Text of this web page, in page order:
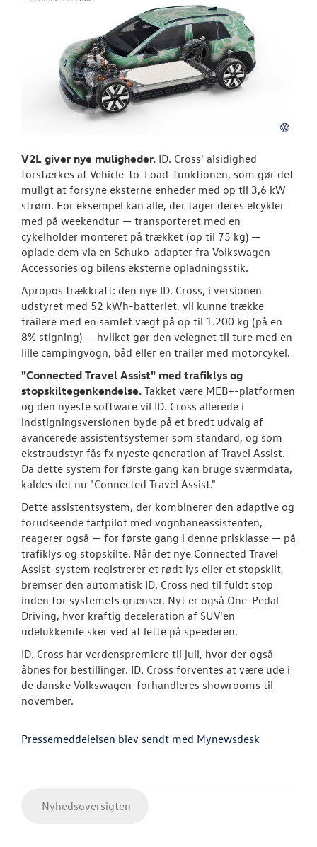
V2L giver nye muligheder. ID. Cross' alsidighed
forstærkes af Vehicle-to-Load-funktionen, som gør det
muligt at forsyne eksterne enheder med op til 3,6 kW
strøm. For eksempel kan alle, der tager deres elcykler
med på weekendtur — transporteret med en
cykelholder monteret på trækket (op til 75 kg) —
oplade dem via en Schuko-adapter fra Volkswagen
Accessories og bilens eksterne opladningsstik.
Apropos trækkraft: den nye ID. Cross, i versionen
udstyret med 52 kWh-batteriet, vil kunne trække
trailere med en samlet vægt på op til 1.200 kg (på en
8% stigning) — hvilket gør den velegnet til ture med en
lille campingvogn, båd eller en trailer med motorcykel.
"Connected Travel Assist" med trafiklys og
stopskiltegenkendelse. Takket være MEB+-platformen
og den nyeste software vil ID. Cross allerede i
indstigningsversionen byde på et bredt udvalg af
avancerede assistentsystemer som standard, og som
ekstraudstyr fås fx nyeste generation af Travel Assist.
Da dette system for første gang kan bruge sværmdata,
kaldes det nu "Connected Travel Assist."
Dette assistentsystem, der kombinerer den adaptive og
forudseende fartpilot med vognbaneassistenten,
reagerer også — for første gang i denne prisklasse — på
trafiklys og stopskilte. Når det nye Connected Travel
Assist-system registrerer et rødt lys eller et stopskilt,
bremser den automatisk ID. Cross ned til fuldt stop
inden for systemets grænser. Nyt er også One-Pedal
Driving, hvor kraftig deceleration af SUV'en
udelukkende sker ved at lette på speederen.
ID. Cross har verdenspremiere til juli, hvor der også
åbnes for bestillinger. ID. Cross forventes at være ude i
de danske Volkswagen-forhandleres showrooms til
november.
Pressemeddelelsen blev sendt med Mynewsdesk
Nyhedsoversigten